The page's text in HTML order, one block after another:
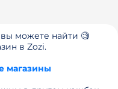
вы можете найти 🧐
в Zozi.
магазины